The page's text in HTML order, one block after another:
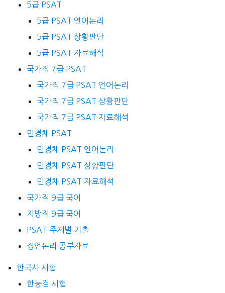
5급 PSAT
5급 PSAT 언어논리
5급 PSAT 상황판단
5급 PSAT 자료해석
국가직 7급 PSAT
국가직 7급 PSAT 언어논리
국가직 7급 PSAT 상황판단
국가직 7급 PSAT 자료해석
민경채 PSAT
민경채 PSAT 언어논리
민경채 PSAT 상황판단
민경채 PSAT 자료해석
국가직 9급 국어
지방직 9급 국어
PSAT 주제별 기출
정언논리 공부자료
한국사 시험
한능검 시험